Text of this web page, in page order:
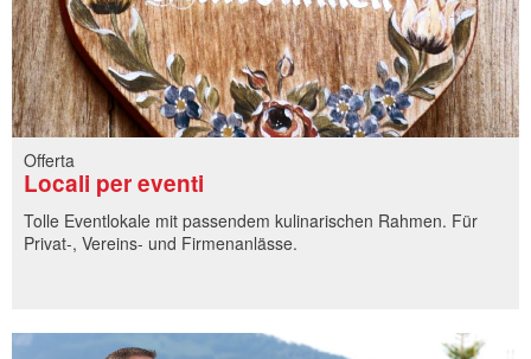
31
1 2 3 4 5 6
24
25 26 27 28 29
30
31
1 2 3 4 5 6
Offerta
Locali per eventi
Tolle Eventlokale mit passendem kulinarischen Rahmen. Für
Privat-, Vereins- und Firmenanlässe.